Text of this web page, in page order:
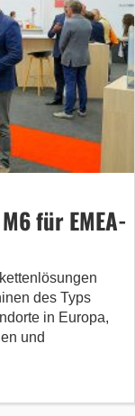
für EMEA-
des Typs
in Europa,
und